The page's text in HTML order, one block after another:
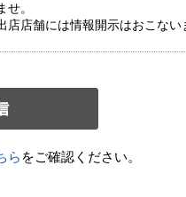
。
店舗には情報開示はおこない
ら をご確認ください。